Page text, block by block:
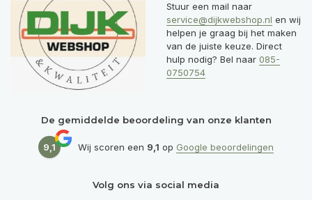
Stuur een mail naar
service@dijkwebshop.nl en wij
helpen je graag bij het maken
van de juiste keuze. Direct
hulp nodig? Bel naar 085-
0750754
De gemiddelde beoordeling van onze klanten
9,1 Wij scoren een 9,1 op Google beoordelingen
Volg ons via social media